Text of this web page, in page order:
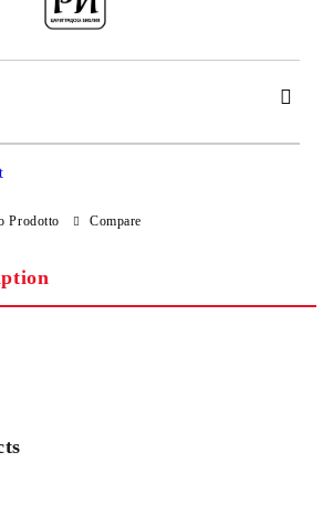
Policy
finalize the order
Prodotto Compare